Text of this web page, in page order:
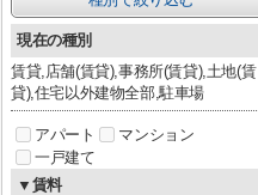
現在の種別
賃貸,店舗(賃貸),事務所(賃貸),土地(賃
貸),住宅以外建物全部,駐車場
アパート
マンション
一戸建て
▼賃料